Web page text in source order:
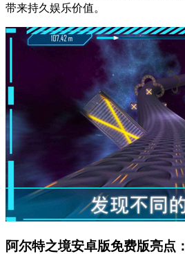
带来持久娱乐价值。
阿尔特之境安卓版免费版亮点：